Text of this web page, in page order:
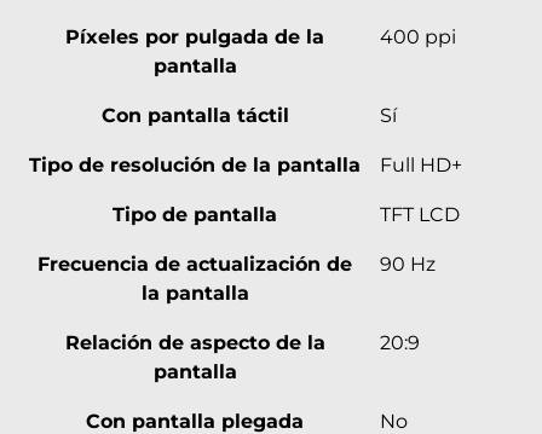
Píxeles por pulgada de la
pantalla
400 ppi
Con pantalla táctil Sí
Tipo de resolución de la pantalla Full HD+
Tipo de pantalla TFT LCD
Frecuencia de actualización de
la pantalla
90 Hz
Relación de aspecto de la
pantalla
20:9
Con pantalla plegada
No